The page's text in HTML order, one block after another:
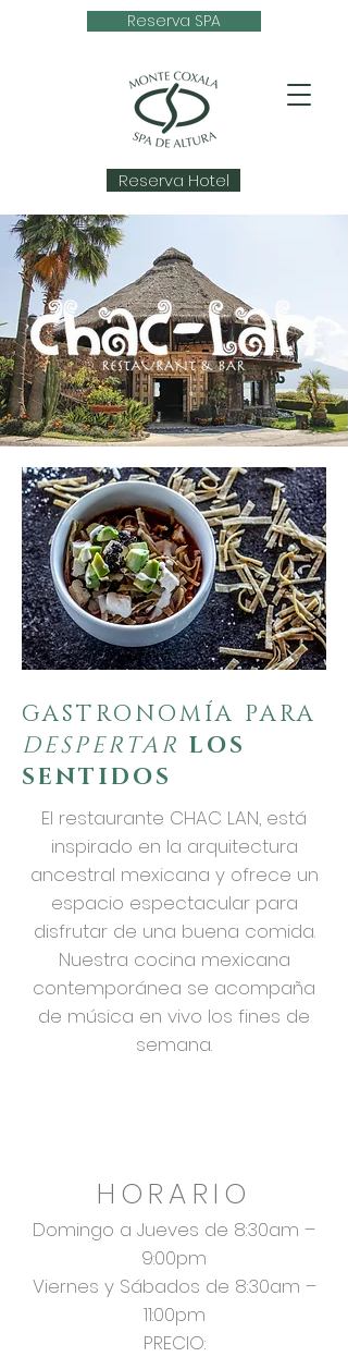
Reserva SPA
Reserva Hotel
GASTRONOMÍA PARA
DESPERTAR LOS
SENTIDOS
El restaurante CHAC LAN, está
inspirado en la arquitectura
ancestral mexicana y ofrece un
espacio espectacular para
disfrutar de una buena comida.
Nuestra cocina mexicana
contemporánea se acompaña
de música en vivo los fines de
semana.
HORARIO
Domingo a Jueves de 8:30am –
9:00pm
Viernes y Sábados de 8:30am –
11:00pm
PRECIO: